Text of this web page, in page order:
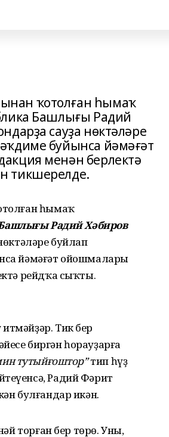
ҡотолған һымаҡ
Башлығы Радий
сауҙа нөктәләре
буйынса йәмәғәт
менән берлектә
тикшерелде.
һымаҡ
Радий Хәбиров
буйлап
йәмәғәт ойошмалары
рейдҡа сыҡты.
Тик бер
биргән һорауҙарға
тутыйғоштор”тип һүҙ
Радий Фәрит
булғандар икән.
торған бер төрө. Уны,